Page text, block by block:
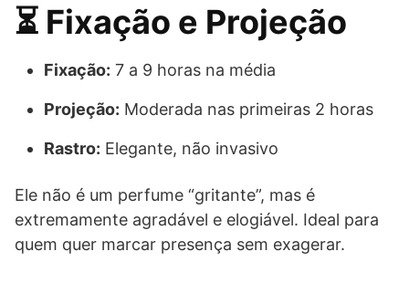
⏳ Fixação e Projeção
Fixação: 7 a 9 horas na média
Projeção: Moderada nas primeiras 2 horas
Rastro: Elegante, não invasivo
Ele não é um perfume “gritante”, mas é
extremamente agradável e elogiável. Ideal para
quem quer marcar presença sem exagerar.